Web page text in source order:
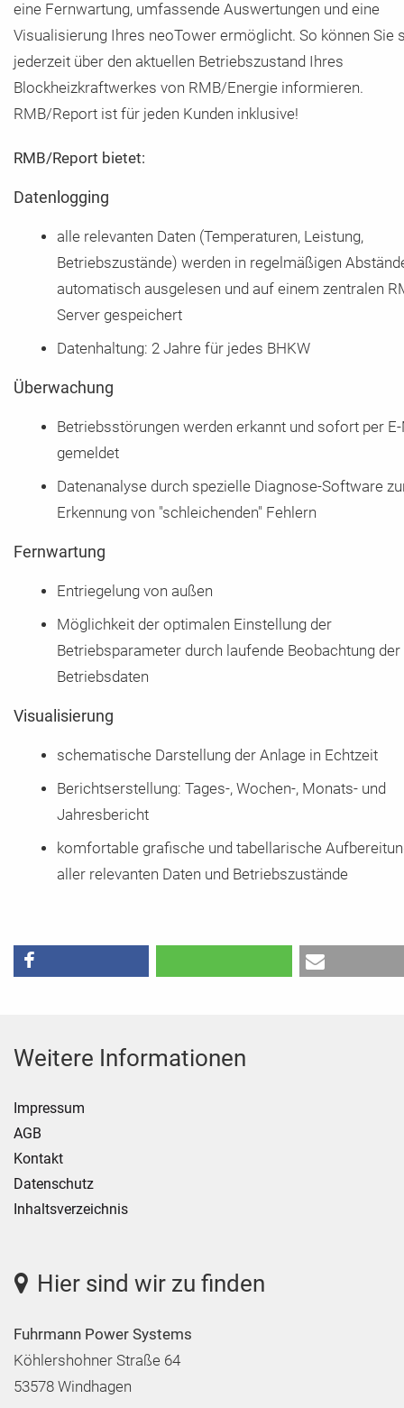
eine Fernwartung, umfassende Auswertungen und eine
Visualisierung Ihres neoTower ermöglicht. So können Sie
jederzeit über den aktuellen Betriebszustand Ihres
Blockheizkraftwerkes von RMB/Energie informieren.
RMB/Report ist für jeden Kunden inklusive!
RMB/Report bietet:
Datenlogging
alle relevanten Daten (Temperaturen, Leistung,
Betriebszustände) werden in regelmäßigen
automatisch ausgelesen und auf einem zentralen
Server gespeichert
Datenhaltung: 2 Jahre für jedes BHKW
Überwachung
Betriebsstörungen werden erkannt und sofort per
gemeldet
Datenanalyse durch spezielle Diagnose-Software
Erkennung von "schleichenden" Fehlern
Fernwartung
Entriegelung von außen
Möglichkeit der optimalen Einstellung der
Betriebsparameter durch laufende Beobachtung der
Betriebsdaten
Visualisierung
schematische Darstellung der Anlage in Echtzeit
Berichtserstellung: Tages-, Wochen-, Monats- und
Jahresbericht
komfortable grafische und tabellarische
aller relevanten Daten und Betriebszustände
Weitere Informationen
Impressum
AGB
Kontakt
Datenschutz
Inhaltsverzeichnis
Hier sind wir zu finden
Fuhrmann Power Systems
Köhlershohner Straße 64
53578 Windhagen